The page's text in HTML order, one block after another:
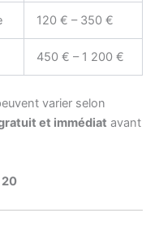
120 € – 350 €
450 € – 1 200 €
varier selon
et immédiat avant
20